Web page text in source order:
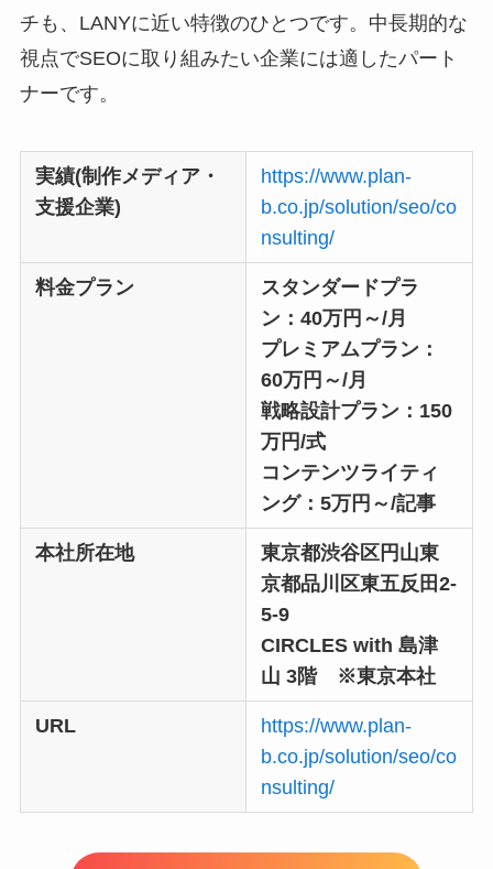
チも、LANYに近い特徴のひとつです。中長期的な
視点でSEOに取り組みたい企業には適したパート
ナーです。
実績(制作メディア・
支援企業)
https://www.plan-
b.co.jp/solution/seo/co
nsulting/
料金プラン
スタンダードプラ
ン：40万円～/月
プレミアムプラン：
60万円～/月
戦略設計プラン：150
万円/式
コンテンツライティ
ング：5万円～/記事
本社所在地
東京都渋谷区円山東
京都品川区東五反田2-
5-9
CIRCLES with 島津
山 3階 ※東京本社
URL
https://www.plan-
b.co.jp/solution/seo/co
nsulting/